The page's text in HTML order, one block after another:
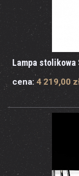
Lampa stolikowa
cena: 4 219,00